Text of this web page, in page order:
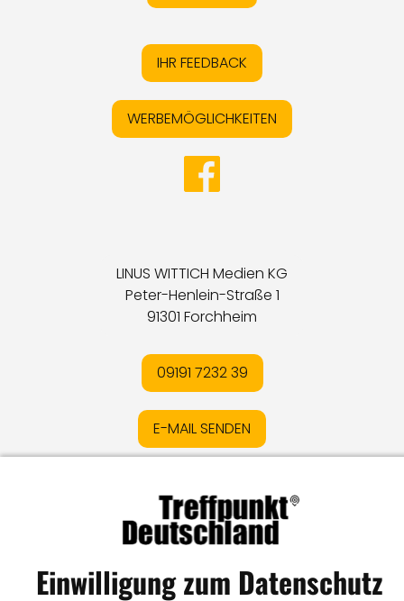
IHR FEEDBACK
WERBEMÖGLICHKEITEN
LINUS WITTICH Medien KG
Peter-Henlein-Straße 1
91301 Forchheim
09191 7232 39
E-MAIL SENDEN
DatenschutzIOnline-Streitschlichtung
MediadatenIKontakt IVertrag widerrufen
© LW Medien GmbH
Einwilligung zum Datenschutz